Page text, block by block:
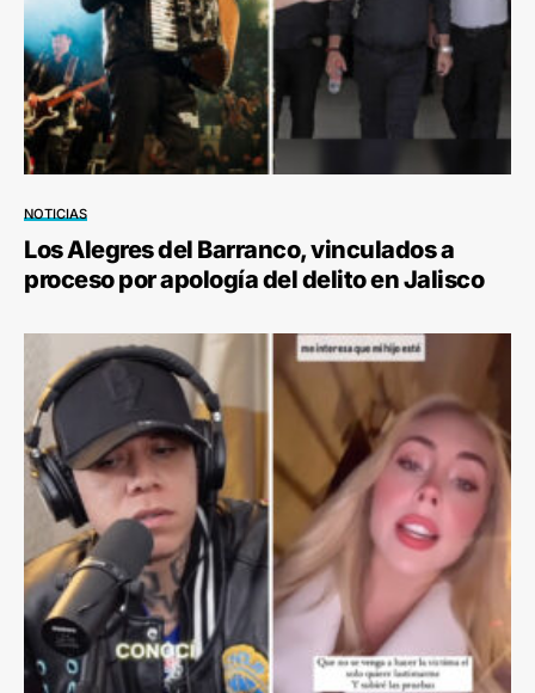
NOTICIAS
Los Alegres del Barranco, vinculados a
proceso por apología del delito en Jalisco